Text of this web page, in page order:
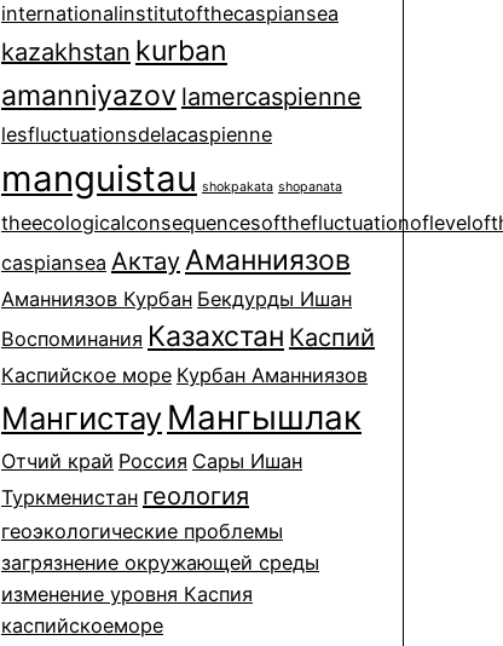
internationalinstitutofthecaspiansea
kazakhstan kurban
amanniyazov lamercaspienne
lesfluctuationsdelacaspienne
manguistau shokpakata shopanata
caspiansea АктауАманниязов
Аманниязов Курбан Бекдурды Ишан
Воспоминания Казахстан Каспий
Каспийское море Курбан Аманниязов
МангистауМангышлак
Отчий край Россия Сары Ишан
Туркменистан геология
геоэкологические проблемы
загрязнение окружающей среды
изменение уровня Каспия
каспийскоеморе